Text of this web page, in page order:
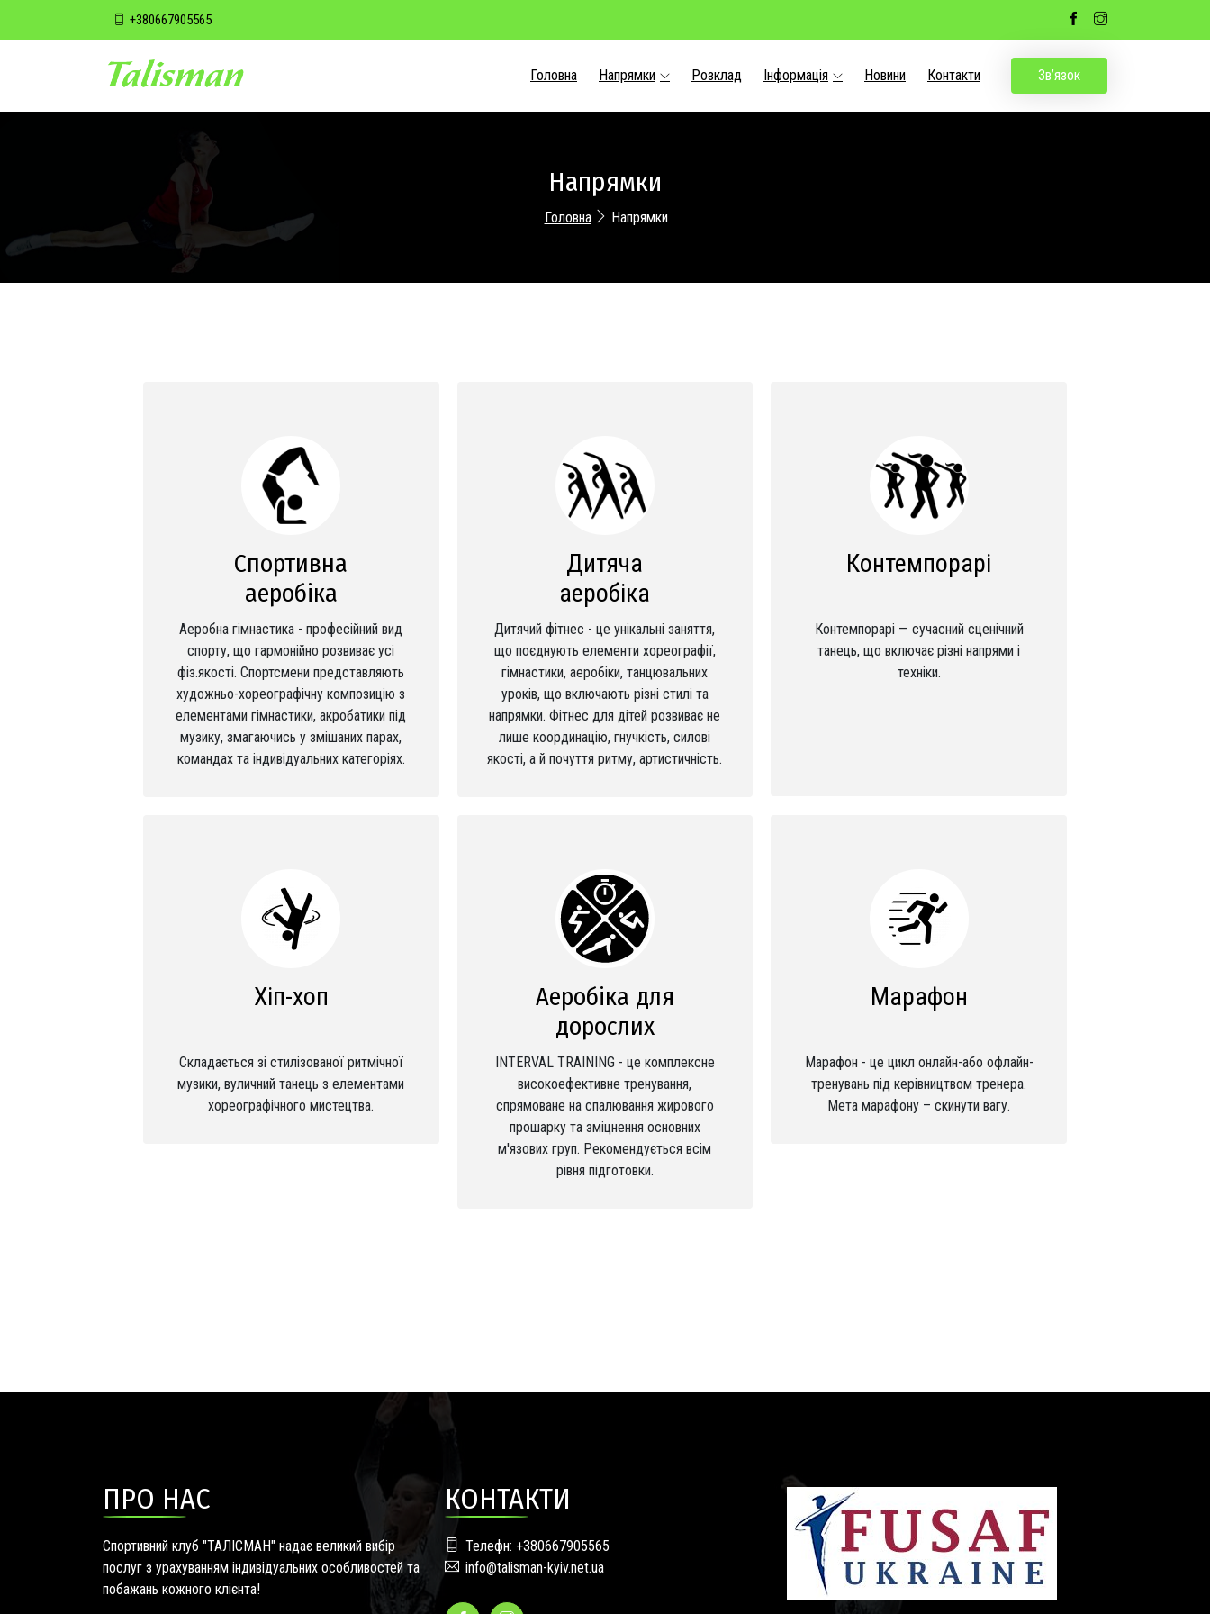
+380667905565
Головна Напрямки Розклад Інформація Новини Контакти Зв’язок
Напрямки
Головна Напрямки
Спортивна
аеробіка
Аеробна гімнастика - професійний вид
спорту, що гармонійно розвиває усі
фіз.якості. Спортсмени представляють
художньо-хореографічну композицію з
елементами гімнастики, акробатики під
музику, змагаючись у змішаних парах,
командах та індивідуальних категоріях.
Дитяча
аеробіка
Дитячий фітнес - це унікальні заняття,
що поєднують елементи хореографії,
гімнастики, аеробіки, танцювальних
уроків, що включають різні стилі та
напрямки. Фітнес для дітей розвиває не
лише координацію, гнучкість, силові
якості, а й почуття ритму, артистичність.
Контемпорарі
Контемпорарі — сучасний сценічний
танець, що включає різні напрями і
техніки.
Хіп-хоп
Складається зі стилізованої ритмічної
музики, вуличний танець з елементами
хореографічного мистецтва.
Аеробіка для
дорослих
INTERVAL TRAINING - це комплексне
високоефективне тренування,
спрямоване на спалювання жирового
прошарку та зміцнення основних
м'язових груп. Рекомендується всім
рівня підготовки.
Марафон
Марафон - це цикл онлайн-або офлайн-
тренувань під керівництвом тренера.
Мета марафону – скинути вагу.
ПРО НАС
Спортивний клуб "ТАЛІСМАН" надає великий вибір
послуг з урахуванням індивідуальних особливостей та
побажань кожного клієнта!
КОНТАКТИ
Телефн: +380667905565
info@talisman-kyiv.net.ua